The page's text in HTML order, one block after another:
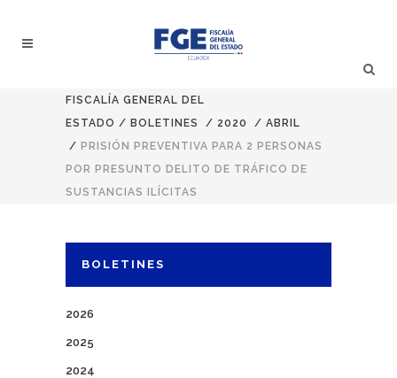
FISCALÍA GENERAL DEL
ESTADO / BOLETINES / 2020 / ABRIL
/ PRISIÓN PREVENTIVA PARA 2 PERSONAS
POR PRESUNTO DELITO DE TRÁFICO DE
SUSTANCIAS ILÍCITAS
BOLETINES
2026
2025
2024